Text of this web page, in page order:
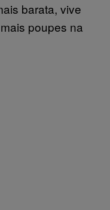
barata, vive
poupes na